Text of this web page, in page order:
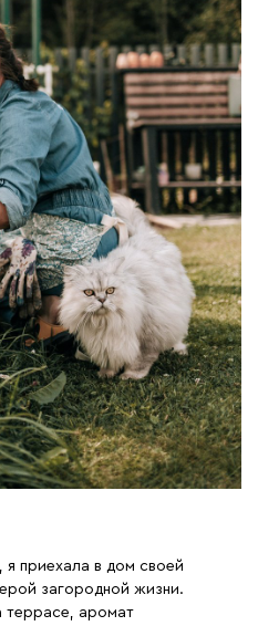
приехала в дом своей
загородной жизни.
террасе, аромат